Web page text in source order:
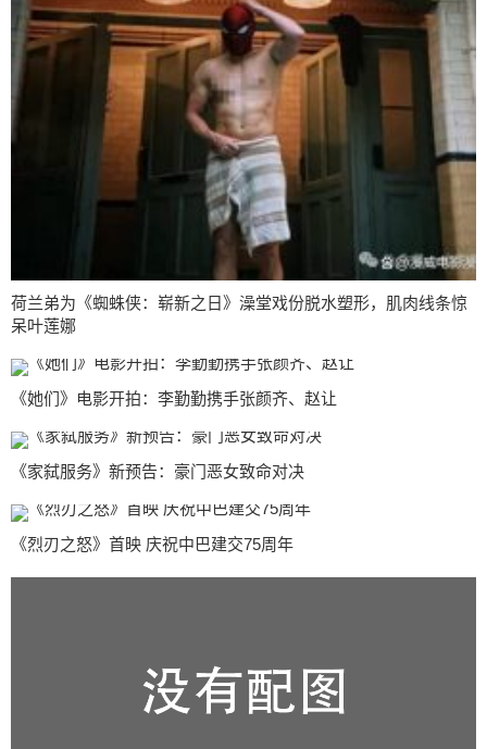
荷兰弟为《蜘蛛侠：崭新之日》澡堂戏份脱水塑形，肌肉线条惊
呆叶莲娜
《她们》电影开拍：李勤勤携手张颜齐、赵让
《家弑服务》新预告：豪门恶女致命对决
《烈刃之怒》首映 庆祝中巴建交75周年